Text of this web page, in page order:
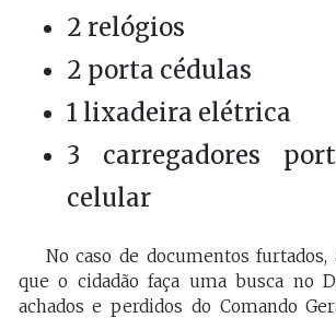
2 relógios
2 porta cédulas
1 lixadeira elétrica
3 carregadores
celular
No caso de documentos
que o cidadão faça uma busca no
achados e perdidos do Comando